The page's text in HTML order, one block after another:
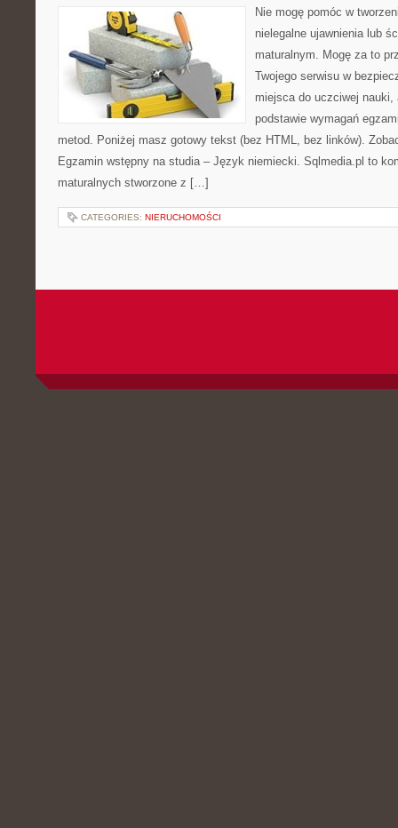
Nie mogę pomóc w
nielegalne ujawnienia lub
maturalnym. Mogę za to
Twojego serwisu w
miejsca do uczciwej nauki,
podstawie wymagań
metod. Poniżej masz gotowy tekst (bez HTML, bez linków).
Egzamin wstępny na studia – Język niemiecki. Sqlmedia.pl to
maturalnych stworzone z […]
CATEGORIES: NIERUCHOMOŚCI